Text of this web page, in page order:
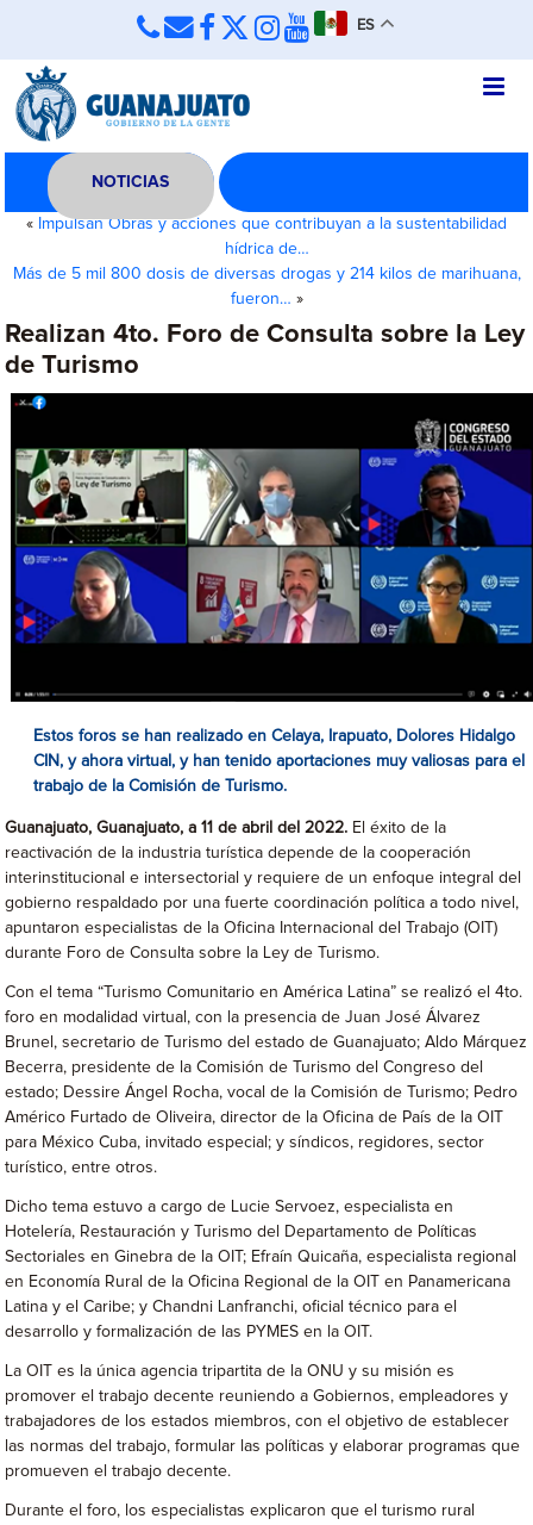
ES
NOTICIAS
« Impulsan Obras y acciones que contribuyan a la sustentabilidad
hídrica de…
Más de 5 mil 800 dosis de diversas drogas y 214 kilos de marihuana,
fueron… »
Realizan 4to. Foro de Consulta sobre la Ley
de Turismo
Estos foros se han realizado en Celaya, Irapuato, Dolores Hidalgo
CIN, y ahora virtual, y han tenido aportaciones muy valiosas para el
trabajo de la Comisión de Turismo.
Guanajuato, Guanajuato, a 11 de abril del 2022. El éxito de la
reactivación de la industria turística depende de la cooperación
interinstitucional e intersectorial y requiere de un enfoque integral del
gobierno respaldado por una fuerte coordinación política a todo nivel,
apuntaron especialistas de la Oficina Internacional del Trabajo (OIT)
durante Foro de Consulta sobre la Ley de Turismo.
Con el tema “Turismo Comunitario en América Latina” se realizó el 4to.
foro en modalidad virtual, con la presencia de Juan José Álvarez
Brunel, secretario de Turismo del estado de Guanajuato; Aldo Márquez
Becerra, presidente de la Comisión de Turismo del Congreso del
estado; Dessire Ángel Rocha, vocal de la Comisión de Turismo; Pedro
Américo Furtado de Oliveira, director de la Oficina de País de la OIT
para México Cuba, invitado especial; y síndicos, regidores, sector
turístico, entre otros.
Dicho tema estuvo a cargo de Lucie Servoez, especialista en
Hotelería, Restauración y Turismo del Departamento de Políticas
Sectoriales en Ginebra de la OIT; Efraín Quicaña, especialista regional
en Economía Rural de la Oficina Regional de la OIT en Panamericana
Latina y el Caribe; y Chandni Lanfranchi, oficial técnico para el
desarrollo y formalización de las PYMES en la OIT.
La OIT es la única agencia tripartita de la ONU y su misión es
promover el trabajo decente reuniendo a Gobiernos, empleadores y
trabajadores de los estados miembros, con el objetivo de establecer
las normas del trabajo, formular las políticas y elaborar programas que
promueven el trabajo decente.
Durante el foro, los especialistas explicaron que el turismo rural